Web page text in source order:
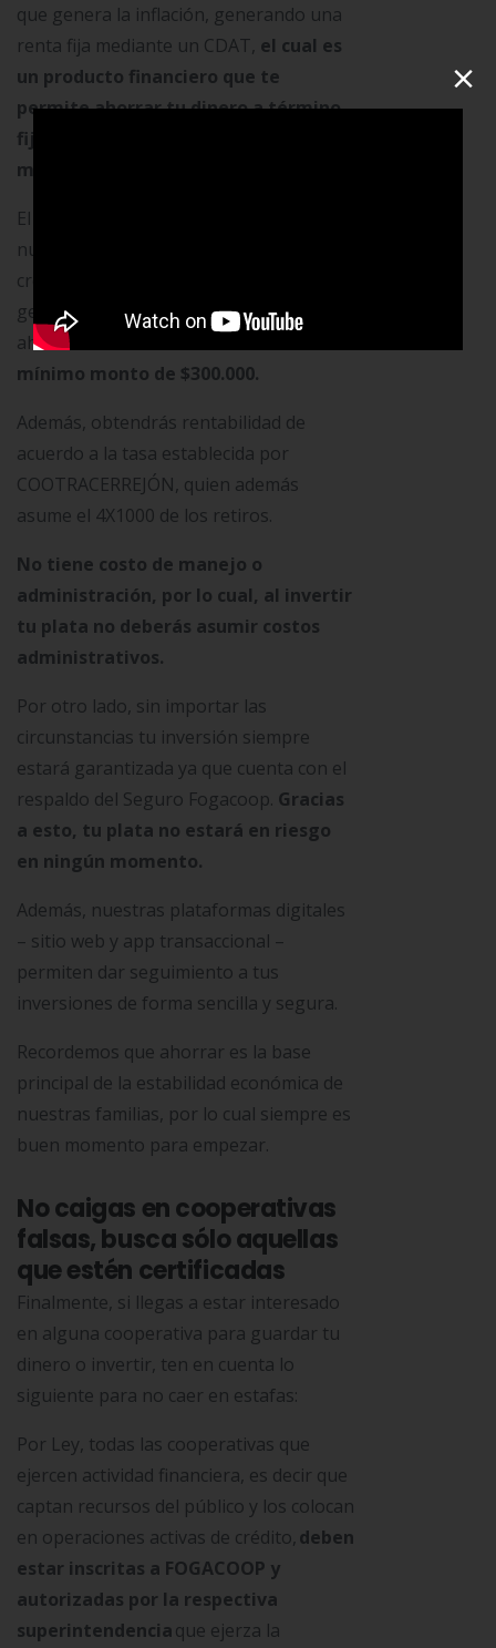
que genera la inflación, generando una
renta fija mediante un CDAT, el cual es
un producto financiero que te
permite ahorrar tu dinero a término
fijo, mientras se generan intereses a
mediano y largo plazo.
El CDAT que puedes tener a través de
nuestra Cooperativa de Ahorro y
crédito, te ofrece la posibilidad de
generar ganancias por tu dinero
ahorrado.
mínimo monto de $300.000.
Además, obtendrás rentabilidad de
acuerdo a la tasa establecida por
COOTRACERREJÓN, quien además
asume el 4X1000 de los retiros.
No tiene costo de manejo o
administración, por lo cual, al invertir
tu plata no deberás asumir costos
administrativos.
Por otro lado, sin importar las
circunstancias tu inversión siempre
estará garantizada ya que cuenta con el
respaldo del Seguro Fogacoop. Gracias
a esto, tu plata no estará en riesgo
en ningún momento.
Además, nuestras plataformas digitales
– sitio web y app transaccional –
permiten dar seguimiento a tus
inversiones de forma sencilla y segura.
Recordemos que ahorrar es la base
principal de la estabilidad económica de
nuestras familias, por lo cual siempre es
buen momento para empezar.
No caigas en cooperativas
falsas, busca sólo aquellas
que estén certificadas
Finalmente, si llegas a estar interesado
en alguna cooperativa para guardar tu
dinero o invertir, ten en cuenta lo
siguiente para no caer en estafas:
Por Ley, todas las cooperativas que
ejercen actividad financiera, es decir que
captan recursos del público y los colocan
en operaciones activas de crédito,deben
estar inscritas a FOGACOOP y
autorizadas por la respectiva
superintendenciaque ejerza la
×